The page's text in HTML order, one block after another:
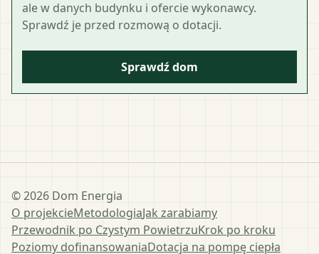
ale w danych budynku i ofercie wykonawcy.
Sprawdź je przed rozmową o dotacji.
Sprawdź dom
©2026 Dom Energia
O projekcieMetodologiaJak zarabiamy
Przewodnik po Czystym PowietrzuKrok po kroku
Poziomy dofinansowaniaDotacja na pompę ciepła